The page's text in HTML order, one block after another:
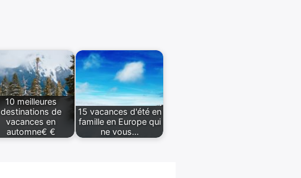
10 meilleures
destinations de
vacances en
automne€ €
15 vacances d'été en
famille en Europe qui
ne vous…